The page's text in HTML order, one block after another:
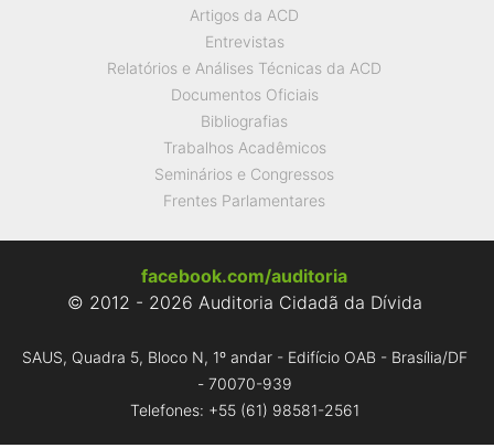
Artigos da ACD
Entrevistas
Relatórios e Análises Técnicas da ACD
Documentos Oficiais
Bibliografias
Trabalhos Acadêmicos
Seminários e Congressos
Frentes Parlamentares
facebook.com/auditoria
© 2012 - 2026 Auditoria Cidadã da Dívida
SAUS, Quadra 5, Bloco N, 1º andar - Edifício OAB - Brasília/DF
- 70070-939
Telefones: +55 (61) 98581-2561